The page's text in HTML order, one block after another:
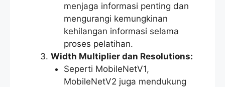
menjaga informasi penting dan
mengurangi kemungkinan
kehilangan informasi selama
proses pelatihan.
Width Multiplier dan Resolutions:
Seperti MobileNetV1,
MobileNetV2 juga mendukung